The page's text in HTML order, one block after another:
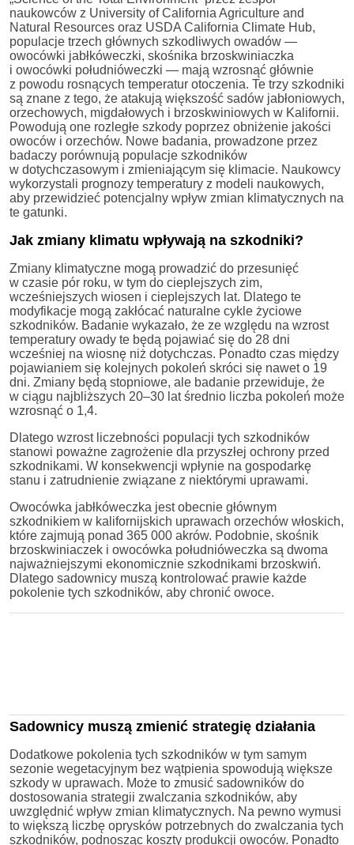
naukowców z University of California Agriculture and
Natural Resources oraz USDA California Climate Hub,
populacje trzech głównych szkodliwych owadów —
owocówki jabłkóweczki, skośnika brzoskwiniaczka
i owocówki południóweczki — mają wzrosnąć głównie
z powodu rosnących temperatur otoczenia. Te trzy szkodniki
są znane z tego, że atakują większość sadów jabłoniowych,
orzechowych, migdałowych i brzoskwiniowych w Kalifornii.
Powodują one rozległe szkody poprzez obniżenie jakości
owoców i orzechów. Nowe badania, prowadzone przez
badaczy porównują populacje szkodników
w dotychczasowym i zmieniającym się klimacie. Naukowcy
wykorzystali prognozy temperatury z modeli naukowych,
aby przewidzieć potencjalny wpływ zmian klimatycznych na
te gatunki.
Jak zmiany klimatu wpływają na szkodniki?
Zmiany klimatyczne mogą prowadzić do przesunięć
w czasie pór roku, w tym do cieplejszych zim,
wcześniejszych wiosen i cieplejszych lat. Dlatego te
modyfikacje mogą zakłócać naturalne cykle życiowe
szkodników. Badanie wykazało, że ze względu na wzrost
temperatury owady te będą pojawiać się do 28 dni
wcześniej na wiosnę niż dotychczas. Ponadto czas między
pojawianiem się kolejnych pokoleń skróci się nawet o 19
dni. Zmiany będą stopniowe, ale badanie przewiduje, że
w ciągu najbliższych 20–30 lat średnio liczba pokoleń może
wzrosnąć o 1,4.
Dlatego wzrost liczebności populacji tych szkodników
stanowi poważne zagrożenie dla przyszłej ochrony przed
szkodnikami. W konsekwencji wpłynie na gospodarkę
stanu i zatrudnienie związane z niektórymi uprawami.
Owocówka jabłkóweczka jest obecnie głównym
szkodnikiem w kalifornijskich uprawach orzechów włoskich,
które zajmują ponad 365 000 akrów. Podobnie, skośnik
brzoskwiniaczek i owocówka południóweczka są dwoma
najważniejszymi ekonomicznie szkodnikami brzoskwiń.
Dlatego sadownicy muszą kontrolować prawie każde
pokolenie tych szkodników, aby chronić owoce.
Sadownicy muszą zmienić strategię działania
Dodatkowe pokolenia tych szkodników w tym samym
sezonie wegetacyjnym bez wątpienia spowodują większe
szkody w uprawach. Może to zmusić sadowników do
dostosowania strategii zwalczania szkodników, aby
uwzględnić wpływ zmian klimatycznych. Na pewno wymusi
to większą liczbę oprysków potrzebnych do zwalczania tych
szkodników, podnosząc koszty produkcji owoców. Ponadto